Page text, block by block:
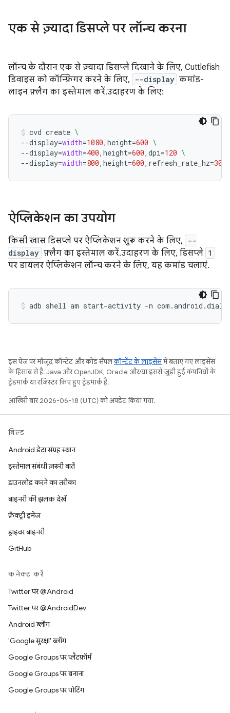
एक से ज़्यादा डिसप्ले पर लॉन्च करना
लॉन्च के दौरान एक से ज़्यादा डिसप्ले दिखाने के लिए, Cuttlefish
डिवाइस को कॉन्फ़िगर करने के लिए,
--display कमांड-
लाइन फ़्लैग का इस्तेमाल करें. उदाहरण के लिए:
cvd create \
--display=width=1080,height=600 \
--display=width=400,height=600,dpi=120 \
--display=width=800,height=600,refresh_rate_hz=30
ऐप्लिकेशन का उपयोग
किसी खास डिसप्ले पर ऐप्लिकेशन शुरू करने के लिए,
--
display फ़्लैग का इस्तेमाल करें. उदाहरण के लिए, डिसप्ले 1
पर डायलर ऐप्लिकेशन लॉन्च करने के लिए, यह कमांड चलाएं.
adb shell am start-activity -n
इस पेज पर मौजूद कॉन्टेंट और कोड सैंपलकॉन्टेंट के लाइसेंसमें बताए गए लाइसेंस
के हिसाब से हैं. Java और OpenJDK, Oracle और/या इससे जुड़ी हुई कंपनियों के
ट्रेडमार्क या रजिस्टर किए हुए ट्रेडमार्क हैं.
आखिरी बार 2026-06-18 (UTC) को अपडेट किया गया.
बिल्ड
Android डेटा संग्रह स्थान
इस्तेमाल संबंधी ज़रूरी बातें
डाउनलोड करने का तरीका
बाइनरी की झलक देखें
फ़ैक्ट्री इमेज
ड्राइवर बाइनरी
GitHub
कनेक्ट करें
Twitter पर @Android
Twitter पर @AndroidDev
Android ब्लॉग
'Google सुरक्षा' ब्लॉग
Google Groups पर प्लैटफ़ॉर्म
Google Groups पर बनाना
Google Groups पर पोर्टिंग